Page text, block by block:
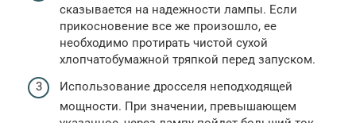
сказывается на надежности лампы. Если
прикосновение все же произошло, ее
необходимо протирать чистой сухой
хлопчатобумажной тряпкой перед запуском.
Использование дросселя неподходящей
мощности. При значении, превышающем